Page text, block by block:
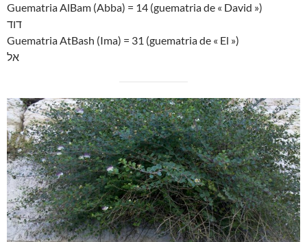
Guematria AlBam (Abba) = 14 (guematria de « David »)
דוד
Guematria AtBash (Ima) = 31 (guematria de « El »)
אל